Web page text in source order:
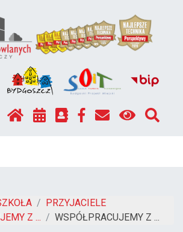
PRZYJACIELE
Z ...
WSPÓŁPRACUJEMY Z ...